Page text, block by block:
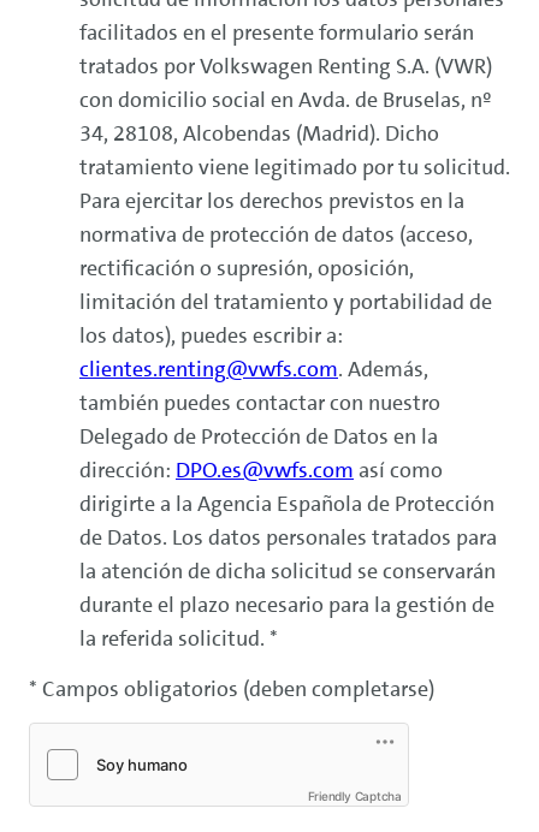
facilitados en el presente formulario serán
tratados por Volkswagen Renting S.A. (VWR)
con domicilio social en Avda. de Bruselas, nº
34, 28108, Alcobendas (Madrid). Dicho
tratamiento viene legitimado por tu solicitud.
Para ejercitar los derechos previstos en la
normativa de protección de datos (acceso,
rectificación o supresión, oposición,
limitación del tratamiento y portabilidad de
los datos), puedes escribir a:
clientes.renting@vwfs.com. Además,
también puedes contactar con nuestro
Delegado de Protección de Datos en la
dirección: DPO.es@vwfs.com así como
dirigirte a la Agencia Española de Protección
de Datos. Los datos personales tratados para
la atención de dicha solicitud se conservarán
durante el plazo necesario para la gestión de
la referida solicitud. *
* Campos obligatorios (deben completarse)
Friendly Captcha